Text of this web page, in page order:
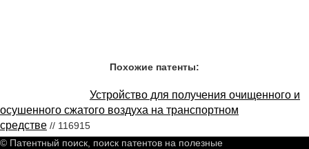
Похожие патенты:
Устройство для получения очищенного и
осушенного сжатого воздуха на транспортном
средстве // 116915
© Патентный поиск, поиск патентов на полезные